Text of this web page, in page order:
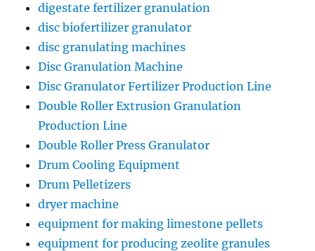
digestate fertilizer granulation
disc biofertilizer granulator
disc granulating machines
Disc Granulation Machine
Disc Granulator Fertilizer Production Line
Double Roller Extrusion Granulation
Production Line
Double Roller Press Granulator
Drum Cooling Equipment
Drum Pelletizers
dryer machine
equipment for making limestone pellets
equipment for producing zeolite granules